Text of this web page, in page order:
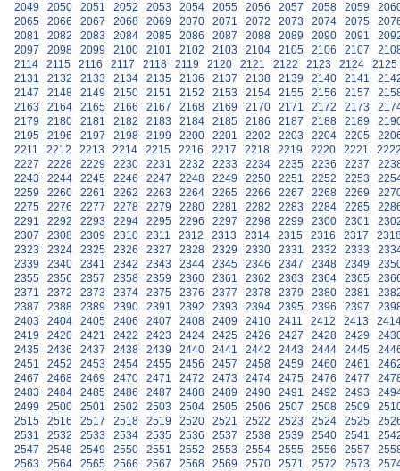
2049
2050 2051 2052 2053 2054 2055 2056 2057 2058 2059
2065
2066 2067 2068 2069 2070 2071 2072 2073 2074 2075
2081
2082 2083 2084 2085 2086 2087 2088 2089 2090 2091
2097
2098 2099 2100 2101 2102 2103 2104 2105 2106 2107
2114
2115 2116 2117 2118 2119 2120 2121 2122 2123 2124
2125
2131
2132 2133 2134 2135 2136 2137 2138 2139 2140 2141
2147
2148 2149 2150 2151 2152 2153 2154 2155 2156 2157
2163
2164 2165 2166 2167 2168 2169 2170 2171 2172 2173
2179
2180 2181 2182 2183 2184 2185 2186 2187 2188 2189
2195
2196 2197 2198 2199 2200 2201 2202 2203 2204 2205
2211
2212 2213 2214 2215 2216 2217 2218 2219 2220 2221
2227
2228 2229 2230 2231 2232 2233 2234 2235 2236 2237
2243
2244 2245 2246 2247 2248 2249 2250 2251 2252 2253
2259
2260 2261 2262 2263 2264 2265 2266 2267 2268 2269
2275
2276 2277 2278 2279 2280 2281 2282 2283 2284 2285
2291
2292 2293 2294 2295 2296 2297 2298 2299 2300 2301
2307
2308 2309 2310 2311 2312 2313 2314 2315 2316 2317
2323
2324 2325 2326 2327 2328 2329 2330 2331 2332 2333
2339
2340 2341 2342 2343 2344 2345 2346 2347 2348 2349
2355
2356 2357 2358 2359 2360 2361 2362 2363 2364 2365
2371
2372 2373 2374 2375 2376 2377 2378 2379 2380 2381
2387
2388 2389 2390 2391 2392 2393 2394 2395 2396 2397
2403
2404 2405 2406 2407 2408 2409 2410 2411 2412 2413
2419
2420 2421 2422 2423 2424 2425 2426 2427 2428 2429
2435
2436 2437 2438 2439 2440 2441 2442 2443 2444 2445
2451
2452 2453 2454 2455 2456 2457 2458 2459 2460 2461
2467
2468 2469 2470 2471 2472 2473 2474 2475 2476 2477
2483
2484 2485 2486 2487 2488 2489 2490 2491 2492 2493
2499
2500 2501 2502 2503 2504 2505 2506 2507 2508 2509
2515
2516 2517 2518 2519 2520 2521 2522 2523 2524 2525
2531
2532 2533 2534 2535 2536 2537 2538 2539 2540 2541
2547
2548 2549 2550 2551 2552 2553 2554 2555 2556 2557
2563
2564 2565 2566 2567 2568 2569 2570 2571 2572 2573